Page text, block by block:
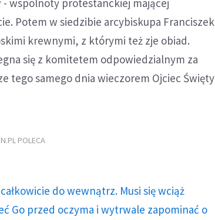
Potem w siedzibie arcybiskupa Franciszek
krewnymi, z którymi też zje obiad.
się z komitetem odpowiedzialnym za
tego samego dnia wieczorem Ojciec Święty
POLECA
do wewnątrz. Musi się wciąż
Go przed oczyma i wytrwale zapominać o